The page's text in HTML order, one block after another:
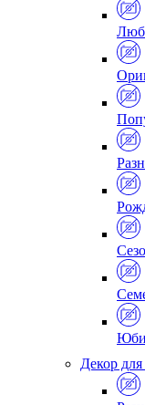
Декор для